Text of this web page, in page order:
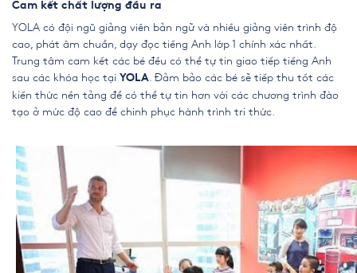
Cam kết chất lượng đầu ra
YOLA có đội ngũ giảng viên bản ngữ và nhiều giảng viên trình độ
cao, phát âm chuẩn, dạy đọc tiếng Anh lớp 1 chính xác nhất.
Trung tâm cam kết các bé đều có thể tự tin giao tiếp tiếng Anh
sau các khóa học tại YOLA . Đảm bảo các bé sẽ tiếp thu tốt các
kiến thức nền tảng để có thể tự tin hơn với các chương trình đào
tạo ở mức độ cao để chinh phục hành trình tri thức.